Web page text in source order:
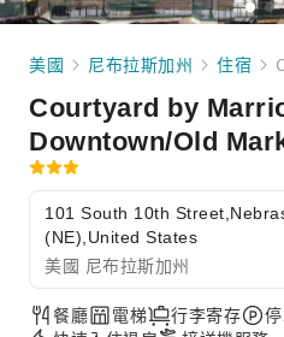
美國 尼布拉斯加州 住宿
Courtyard by
Downtown/Old
101 South 10th
(NE),United States
美國 尼布拉斯加州
餐廳 電梯 行李寄存